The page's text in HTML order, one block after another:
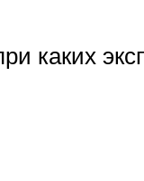
каких